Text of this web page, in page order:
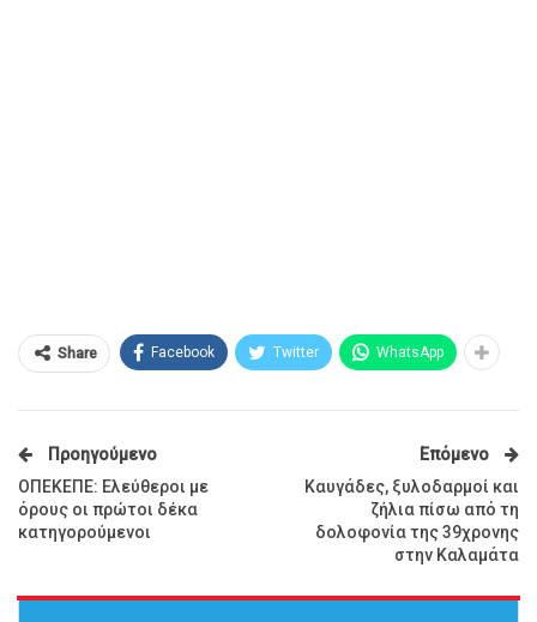
Share Facebook Twitter WhatsApp
Προηγούμενο
ΟΠΕΚΕΠΕ: Ελεύθεροι με
όρους οι πρώτοι δέκα
κατηγορούμενοι
Επόμενο
Καυγάδες, ξυλοδαρμοί και
ζήλια πίσω από τη
δολοφονία της 39χρονης
στην Καλαμάτα